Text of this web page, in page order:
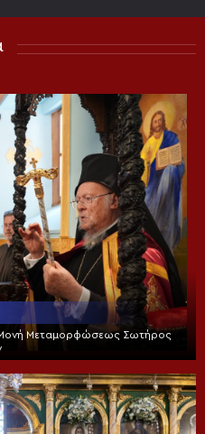
Μονή Μεταμορφώσεως Σωτήρος